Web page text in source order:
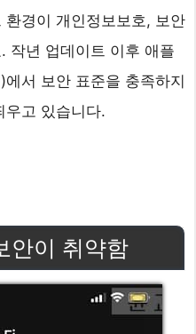
경이 개인정보보호, 보안
작년 업데이트 이후 애플
서 보안 표준을 충족하지
우고 있습니다.
안이 취약함